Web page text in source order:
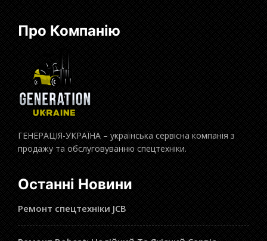
Про Компанію
ГЕНЕРАЦІЯ-УКРАЇНА – українська сервісна компанія з
продажу та обслуговуванню спецтехніки.
Останні Новини
Ремонт спецтехніки JCB